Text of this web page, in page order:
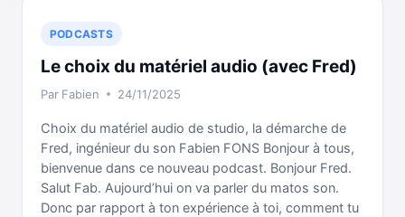
PODCASTS
Le choix du matériel audio (avec Fred)
Par Fabien 24/11/2025
Choix du matériel audio de studio, la démarche de
Fred, ingénieur du son Fabien FONS Bonjour à tous,
bienvenue dans ce nouveau podcast. Bonjour Fred.
Salut Fab. Aujourd’hui on va parler du matos son.
Donc par rapport à ton expérience à toi, comment tu